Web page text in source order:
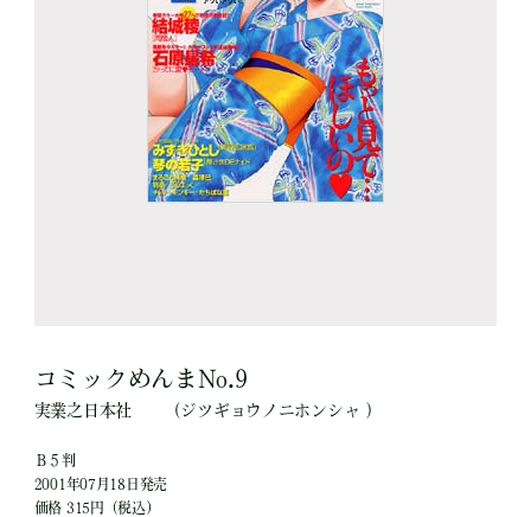
コミックめんまNo.9
実業之日本社 （ジツギョウノニホンシャ ）
Ｂ５判
2001年07月18日発売
価格 315円（税込）